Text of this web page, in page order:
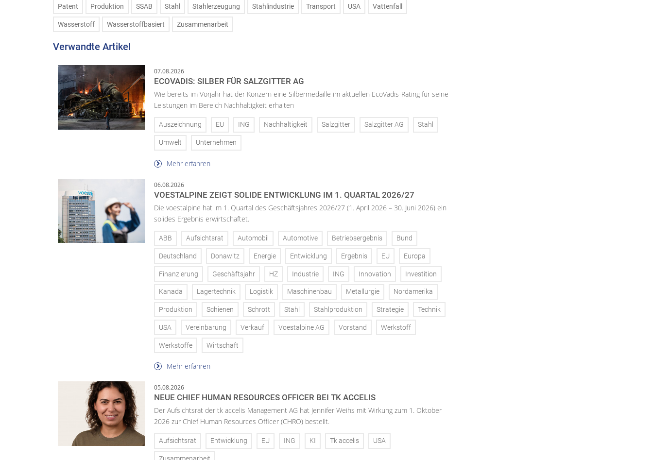
Patent Produktion SSAB Stahl Stahlerzeugung Stahlindustrie Transport USA Vattenfall
Wasserstoff Wasserstoffbasiert Zusammenarbeit
Verwandte Artikel
07.08.2026
ECOVADIS: SILBER FÜR SALZGITTER AG
Wie bereits im Vorjahr hat der Konzern eine Silbermedaille im aktuellen EcoVadis-Rating für seine
Leistungen im Bereich Nachhaltigkeit erhalten
Auszeichnung EU ING Nachhaltigkeit Salzgitter Salzgitter AG Stahl
Umwelt Unternehmen
Mehr erfahren
06.08.2026
VOESTALPINE ZEIGT SOLIDE ENTWICKLUNG IM 1. QUARTAL 2026/27
Die voestalpine hat im 1. Quartal des Geschäftsjahres 2026/27 (1. April 2026 – 30. Juni 2026) ein
solides Ergebnis erwirtschaftet.
ABB Aufsichtsrat Automobil Automotive Betriebsergebnis Bund
Deutschland Donawitz Energie Entwicklung Ergebnis EU Europa
Finanzierung Geschäftsjahr HZ Industrie ING Innovation Investition
Kanada Lagertechnik Logistik Maschinenbau Metallurgie Nordamerika
Produktion Schienen Schrott Stahl Stahlproduktion Strategie Technik
USA Vereinbarung Verkauf Voestalpine AG Vorstand Werkstoff
Werkstoffe Wirtschaft
Mehr erfahren
05.08.2026
NEUE CHIEF HUMAN RESOURCES OFFICER BEI TK ACCELIS
Der Aufsichtsrat der tk accelis Management AG hat Jennifer Weihs mit Wirkung zum 1. Oktober
2026 zur Chief Human Resources Officer (CHRO) bestellt.
Aufsichtsrat Entwicklung EU ING KI Tk accelis USA